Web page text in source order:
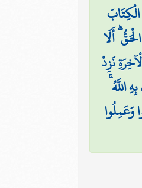
الْكِتَابَ
أَلَا
نَزِدْ
اللَّهُ
وَعَمِلُوا